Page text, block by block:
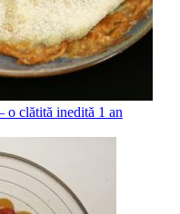
o clătită inedită 1 an